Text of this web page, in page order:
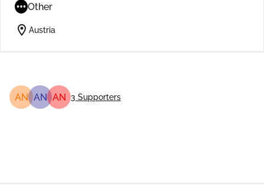
Other
location_on Austria
AN AN AN 3 Supporters